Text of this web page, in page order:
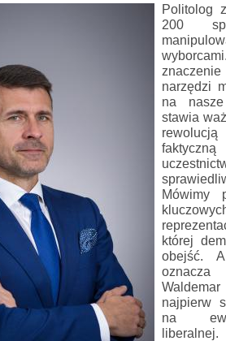
Politolog
200
narzędzi
na
stawia
Mówimy
której
obejść.
najpierw
na
liberalnej.